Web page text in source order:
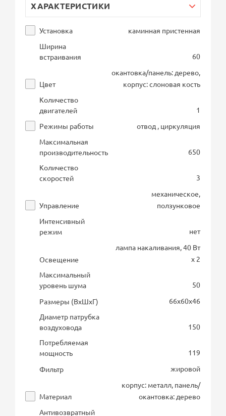
ХАРАКТЕРИСТИКИ
Установка
каминная пристенная
Ширина
встраивания
60
Цвет
окантовка/панель: дерево,
корпус: слоновая кость
Количество
двигателей
1
Режимы работы
отвод , циркуляция
Максимальная
производительность
650
Количество
скоростей
3
Управление
механическое,
ползунковое
Интенсивный
режим
нет
Освещение
лампа накаливания, 40 Вт
х 2
Максимальный
уровень шума
50
Размеры (ВхШхГ)
66х60х46
Диаметр патрубка
воздуховода
150
Потребляемая
мощность
119
Фильтр
жировой
Материал
корпус: металл, панель/
окантовка: дерево
Антивозвратный